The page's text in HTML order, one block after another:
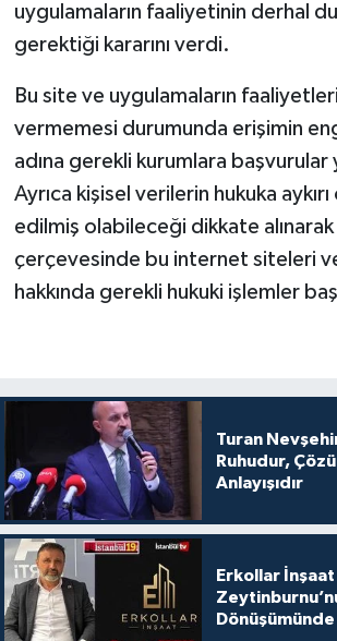
uygulamaların faaliyetinin derhal
gerektiği kararını verdi.
Bu site ve uygulamaların
vermemesi durumunda erişimin
adına gerekli kurumlara başvurular
Ayrıca kişisel verilerin hukuka
edilmiş olabileceği dikkate alınarak
çerçevesinde bu internet siteleri
hakkında gerekli hukuki işlemler
Turan
Ruhudur,
Anlayışıdır
Erkollar İnşaat